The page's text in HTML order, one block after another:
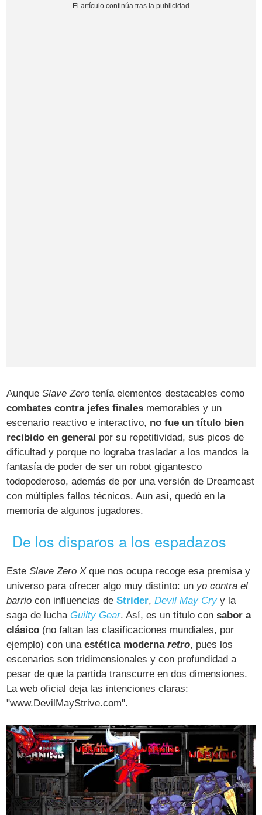
AunqueSlave Zero tenía elementos destacables como
combates contra jefes finales memorables y un
escenario reactivo e interactivo, no fue un título bien
recibido en general por su repetitividad, sus picos de
dificultad y porque no lograba trasladar a los mandos la
fantasía de poder de ser un robot gigantesco
todopoderoso, además de por una versión de Dreamcast
con múltiples fallos técnicos. Aun así, quedó en la
memoria de algunos jugadores.
De los disparos a los espadazos
EsteSlave Zero Xque nos ocupa recoge esa premisa y
universo para ofrecer algo muy distinto: un yo contra el
barrio con influencias deStrider,Devil May Cry y la
saga de luchaGuilty Gear. Así, es un título consabor a
clásico (no faltan las clasificaciones mundiales, por
ejemplo) con unaestética modernaretro, pues los
escenarios son tridimensionales y con profundidad a
pesar de que la partida transcurre en dos dimensiones.
La web oficial deja las intenciones claras:
"www.DevilMayStrive.com".